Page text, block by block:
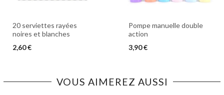
20 serviettes rayées
noires et blanches
2,60 €
Pompe manuelle double
action
3,90 €
VOUS AIMEREZ AUSSI